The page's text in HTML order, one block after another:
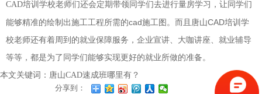
CAD培训 学校老师们还会定期带领同学们去进行量房学习，让同学们
能够精准的绘制出施工工程所需的cad施工图。而且唐山CAD培训学
校老师还有着周到的就业保障服务，企业宣讲、大咖讲座、就业辅导
等等，都是为了同学们能够实现更好的就业所做的准备。
本文关键词： 唐山CAD速成班哪里有？
分享到：